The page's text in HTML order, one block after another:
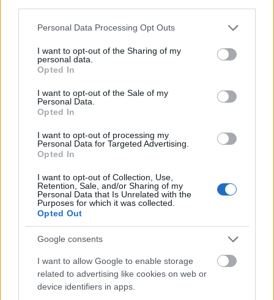
Please note that this website/app uses one or more Google
not limited to your visit or usage behaviour. You may click to
grant or deny consent to Google and its third-party tags to
use your data for below specified purposes in below Google
consent section.
Personal Data Processing Opt Outs
I want to opt-out of the Sharing of my
personal data.
Opted In
I want to opt-out of the Sale of my
Personal Data.
Opted In
I want to opt-out of processing my
Personal Data for Targeted Advertising.
Opted In
I want to opt-out of Collection, Use,
Retention, Sale, and/or Sharing of my
Personal Data that Is Unrelated with the
Purposes for which it was collected.
Opted Out
Google consents
I want to allow Google to enable storage
related to advertising like cookies on web or
device identifiers in apps.
Itim na Knife na Natabunan na nakaharap sa isang
napakalaking Stonedigger Troll boss sa isang
kumikinang na kuweba sa ilalim ng lupa bago ang
labanan.
I-click o i-tap ang larawan para sa karagdagang
impormasyon at mas mataas na resolution.